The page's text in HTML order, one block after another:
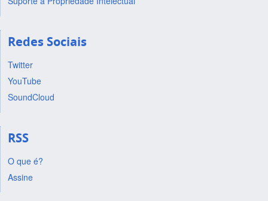
Redes Sociais
Twitter
YouTube
SoundCloud
RSS
O que é?
Assine